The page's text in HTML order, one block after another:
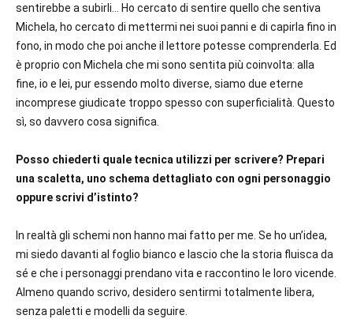
sentirebbe a subirli… Ho cercato di sentire quello che sentiva
Michela, ho cercato di mettermi nei suoi panni e di capirla fino in
fono, in modo che poi anche il lettore potesse comprenderla. Ed
è proprio con Michela che mi sono sentita più coinvolta: alla
fine, io e lei, pur essendo molto diverse, siamo due eterne
incomprese giudicate troppo spesso con superficialità. Questo
sì, so davvero cosa significa.
Posso chiederti quale tecnica utilizzi per scrivere? Prepari
una scaletta, uno schema dettagliato con ogni personaggio
oppure scrivi d’istinto?
In realtà gli schemi non hanno mai fatto per me. Se ho un’idea,
mi siedo davanti al foglio bianco e lascio che la storia fluisca da
sé e che i personaggi prendano vita e raccontino le loro vicende.
Almeno quando scrivo, desidero sentirmi totalmente libera,
senza paletti e modelli da seguire.